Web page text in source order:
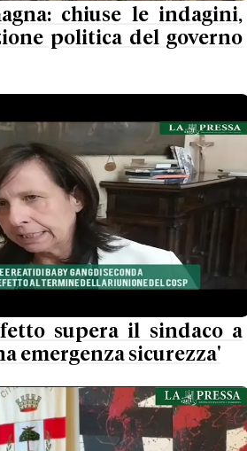
chiuse le indagini,
politica del governo
supera il sindaco a
emergenza sicurezza'